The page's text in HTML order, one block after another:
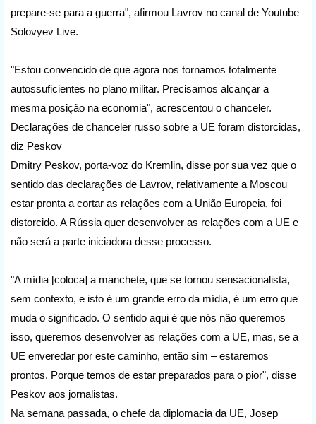
prepare-se para a guerra", afirmou Lavrov no canal de Youtube
Solovyev Live.
"Estou convencido de que agora nos tornamos totalmente
autossuficientes no plano militar. Precisamos alcançar a
mesma posição na economia", acrescentou o chanceler.
Declarações de chanceler russo sobre a UE foram distorcidas,
diz Peskov
Dmitry Peskov, porta-voz do Kremlin, disse por sua vez que o
sentido das declarações de Lavrov, relativamente a Moscou
estar pronta a cortar as relações com a União Europeia, foi
distorcido. A Rússia quer desenvolver as relações com a UE e
não será a parte iniciadora desse processo.
"A mídia [coloca] a manchete, que se tornou sensacionalista,
sem contexto, e isto é um grande erro da mídia, é um erro que
muda o significado. O sentido aqui é que nós não queremos
isso, queremos desenvolver as relações com a UE, mas, se a
UE enveredar por este caminho, então sim – estaremos
prontos. Porque temos de estar preparados para o pior", disse
Peskov aos jornalistas.
Na semana passada, o chefe da diplomacia da UE, Josep